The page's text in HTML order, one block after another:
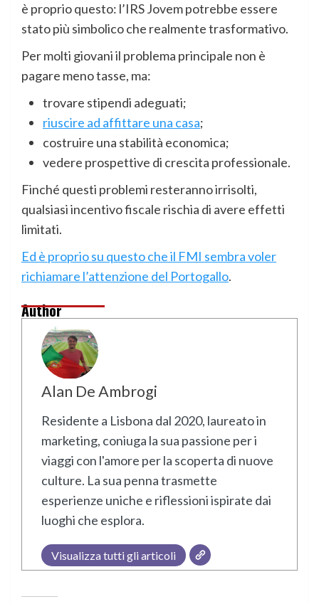
è proprio questo: l’IRS Jovem potrebbe essere
stato più simbolico che realmente trasformativo.
Per molti giovani il problema principale non è
pagare meno tasse, ma:
trovare stipendi adeguati;
riuscire ad affittare una casa;
costruire una stabilità economica;
vedere prospettive di crescita professionale.
Finché questi problemi resteranno irrisolti,
qualsiasi incentivo fiscale rischia di avere effetti
limitati.
Ed è proprio su questo che il FMI sembra voler
richiamare l’attenzione del Portogallo.
Author
Alan De Ambrogi
Residente a Lisbona dal 2020, laureato in
marketing, coniuga la sua passione per i
viaggi con l'amore per la scoperta di nuove
culture. La sua penna trasmette
esperienze uniche e riflessioni ispirate dai
luoghi che esplora.
Visualizza tutti gli articoli